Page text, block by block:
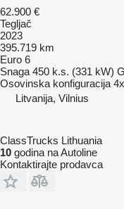
62.900 €
Tegljač
2023
395.719 km
Euro 6
Snaga 450 k.s. (331 kW)
Osovinska konfiguracija
Litvanija, Vilnius
ClassTrucks Lithuania
10 godina na Autoline
Kontaktirajte prodavca